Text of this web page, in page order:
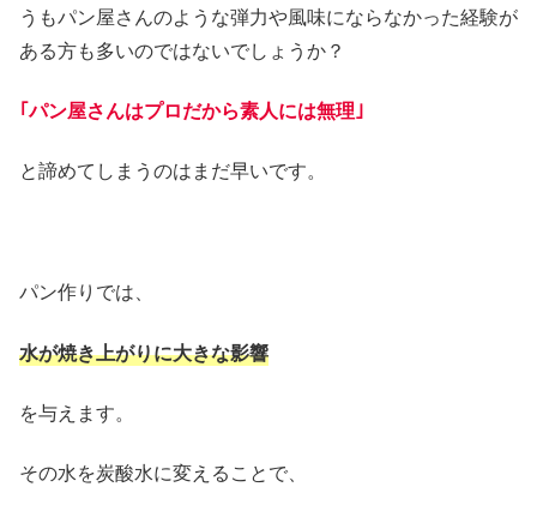
うもパン屋さんのような弾力や風味にならなかった経験が
ある方も多いのではないでしょうか？
｢パン屋さんはプロだから素人には無理｣
と諦めてしまうのはまだ早いです。
パン作りでは、
水が焼き上がりに大きな影響
を与えます。
その水を炭酸水に変えることで、